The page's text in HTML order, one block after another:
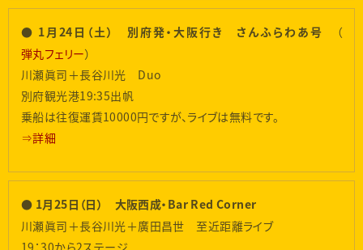
● 1月24日（土） 別府発・大阪行き さんふらわあ号
（
弾丸フェリー）
川瀬眞司＋長谷川光 Duo
別府観光港19:35出帆
乗船は往復運賃10000円ですが、ライブは無料です。
⇒詳細
● 1月25日（日） 大阪西成・Bar Red Corner
川瀬眞司＋長谷川光＋廣田昌世 至近距離ライブ
19：30から2ステージ